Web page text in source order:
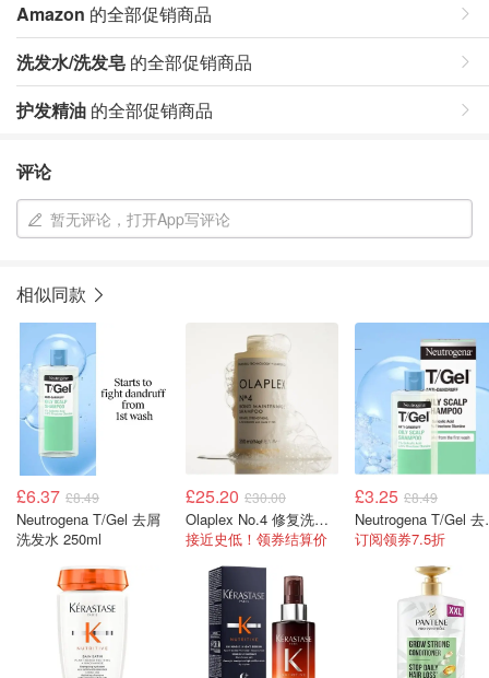
Amazon 的全部促销商品
洗发水/洗发皂 的全部促销商品
护发精油 的全部促销商品
评论
暂无评论，打开App写评论
相似同款
£6.37 £8.49
Neutrogena T/Gel 去屑
洗发水 250ml
£25.20 £30.00
Olaplex No.4 修复洗发水 250ml
接近史低！领券结算价
£3.25 £8.49
订阅领券7.5折